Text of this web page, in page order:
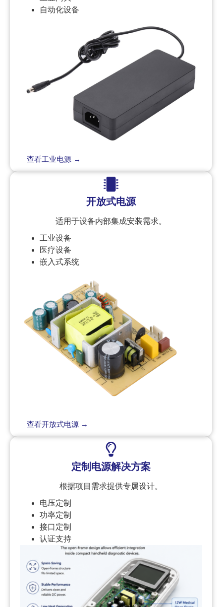
自动化设备
查看工业电源 →
开放式电源
适用于设备内部集成安装需求。
工业设备
医疗设备
嵌入式系统
查看开放式电源 →
定制电源解决方案
根据项目需求提供专属设计。
电压定制
功率定制
接口定制
认证支持